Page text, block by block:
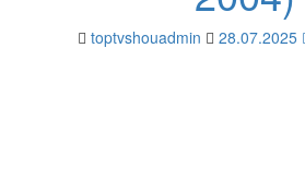
toptvshouadmin 28.07.2025